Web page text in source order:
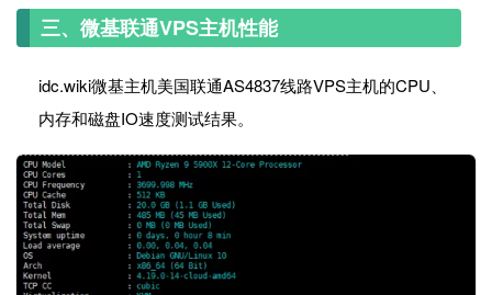
三、微基联通VPS主机性能
idc.wiki微基主机美国联通AS4837线路VPS主机的CPU、
内存和磁盘IO速度测试结果。